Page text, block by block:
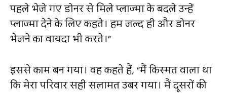
पहले भेजे गए डोनर से मिले प्लाज्मा के बदले उन्हें
प्लाज्मा देने के लिए कहते। हम जल्द ही और डोनर
भेजने का वायदा भी करते।”
इससे काम बन गया। वह कहते हैं, “मैं किस्मत वाला था
कि मेरा परिवार सही सलामत उबर गया। मैं दूसरों की